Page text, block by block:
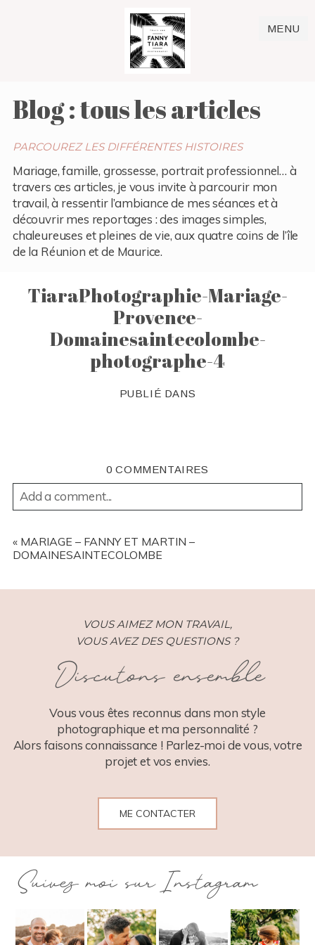
MENU
Blog : tous les articles
PARCOUREZ LES DIFFÉRENTES HISTOIRES
Mariage, famille, grossesse, portrait professionnel… à
travers ces articles, je vous invite à parcourir mon
travail, à ressentir l’ambiance de mes séances et à
découvrir mes reportages : des images simples,
chaleureuses et pleines de vie, aux quatre coins de l’île
de la Réunion et de Maurice.
TiaraPhotographie-Mariage-
Provence-
Domainesaintecolombe-
photographe-4
PUBLIÉ DANS
0 COMMENTAIRES
Add a comment...
REQUIRED FIELDS ARE MARKED *
POST COMMENT
« MARIAGE – FANNY ET MARTIN –
DOMAINESAINTECOLOMBE
VOUS AIMEZ MON TRAVAIL,
VOUS AVEZ DES QUESTIONS ?
Discutons ensemble
Vous vous êtes reconnus dans mon style
photographique et ma personnalité ?
Alors faisons connaissance ! Parlez-moi de vous, votre
projet et vos envies.
ME CONTACTER
Suivez moi sur Instagram